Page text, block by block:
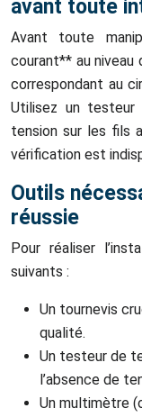
avant toute
Avant toute
courant** au niveau
correspondant au
Utilisez un testeur
tension sur les fils
vérification est
Outils
réussie
Pour réaliser
suivants :
Un tournevis
qualité.
Un testeur de
l’absence de
Un multimètre